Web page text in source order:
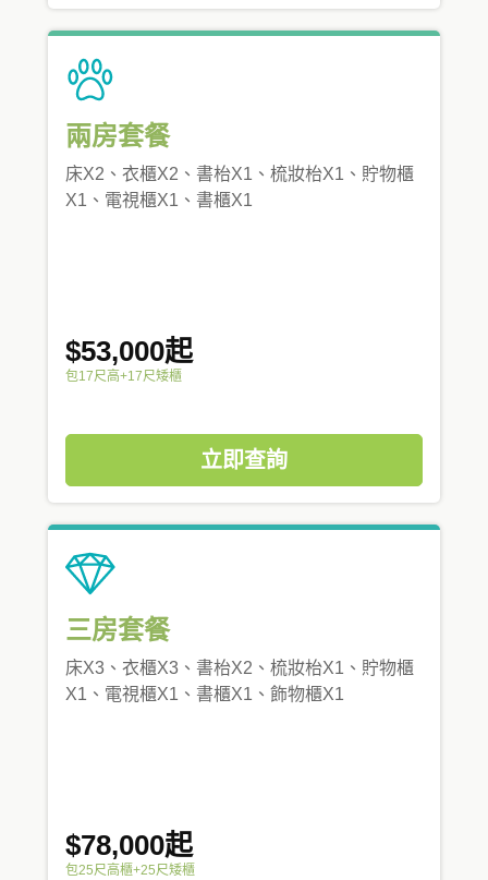
兩房套餐
床X2、衣櫃X2、書枱X1、梳妝枱X1、貯物櫃
X1、電視櫃X1、書櫃X1
$53,000起
包17尺高+17尺矮櫃
立即查詢
三房套餐
床X3、衣櫃X3、書枱X2、梳妝枱X1、貯物櫃
X1、電視櫃X1、書櫃X1、飾物櫃X1
$78,000起
包25尺高櫃+25尺矮櫃